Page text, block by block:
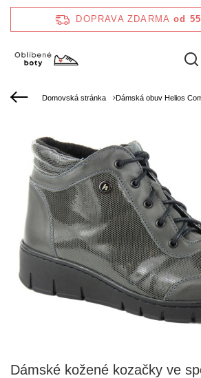
DOPRAVA ZDARMA od
Domovská stránka Dámská obuv Helios
Dámské kožené kozačky ve